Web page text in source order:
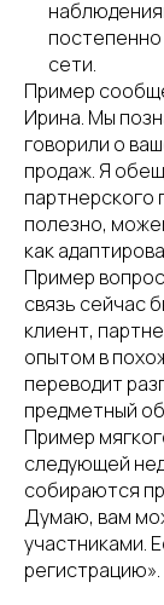
сети.
Пример
Ирина. Мы
говорили о
продаж. Я
партнерского
полезно,
как
Пример
связь сейчас
клиент,
опытом в
переводит
предметный
Пример
следующей
собираются
Думаю, вам
участниками.
регистрацию».